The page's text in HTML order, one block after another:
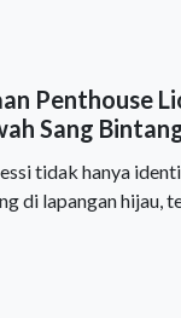
Penthouse
Sang
tidak hanya
di lapangan hijau,